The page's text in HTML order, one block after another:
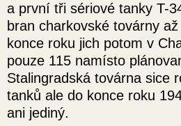
a první tři sériové tanky T-
bran charkovské továrny
konce roku jich potom v
pouze 115 namísto
Stalingradská továrna sice
tanků ale do konce roku
ani jediný.